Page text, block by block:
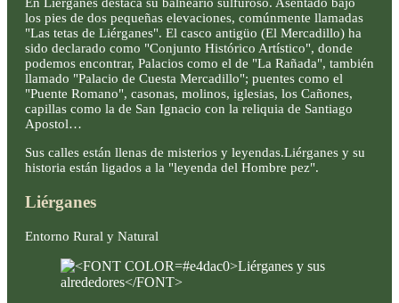
En Liérganes destaca su balneario sulfuroso. Asentado bajo
los pies de dos pequeñas elevaciones, comúnmente llamadas
"Las tetas de Liérganes". El casco antigüo (El Mercadillo) ha
sido declarado como "Conjunto Histórico Artístico", donde
podemos encontrar, Palacios como el de "La Rañada", también
llamado "Palacio de Cuesta Mercadillo"; puentes como el
"Puente Romano", casonas, molinos, iglesias, los Cañones,
capillas como la de San Ignacio con la reliquia de Santiago
Apostol…
Sus calles están llenas de misterios y leyendas.Liérganes y su
historia están ligados a la "leyenda del Hombre pez".
Liérganes
Entorno Rural y Natural